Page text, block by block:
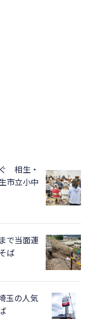
相生・
市立小中
で当面運
ば
玉の人気